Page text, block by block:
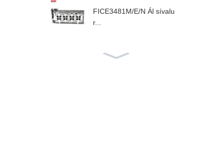
FICE3481M/E/N Ál sívalu
r...